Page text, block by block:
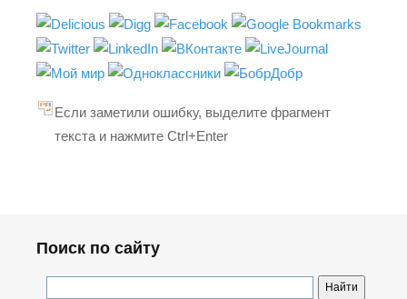
Если заметили ошибку, выделите фрагмент
текста и нажмите Ctrl+Enter
Поиск по сайту